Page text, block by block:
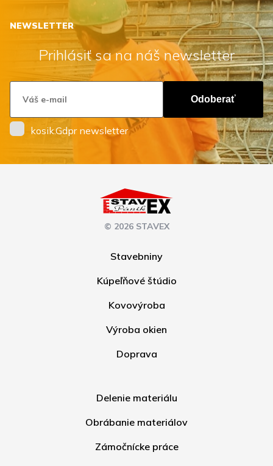
NEWSLETTER
Prihlásiť sa na náš newsletter
Odoberať
kosik.Gdpr newsletter
© 2026 STAVEX
Stavebniny
Kúpeľňové štúdio
Kovovýroba
Výroba okien
Doprava
Delenie materiálu
Obrábanie materiálov
Zámočnícke práce